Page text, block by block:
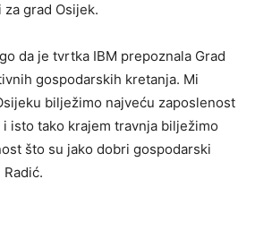
za grad Osijek.
da je tvrtka IBM prepoznala Grad
gospodarskih kretanja. Mi
bilježimo najveću zaposlenost
isto tako krajem travnja bilježimo
što su jako dobri gospodarski